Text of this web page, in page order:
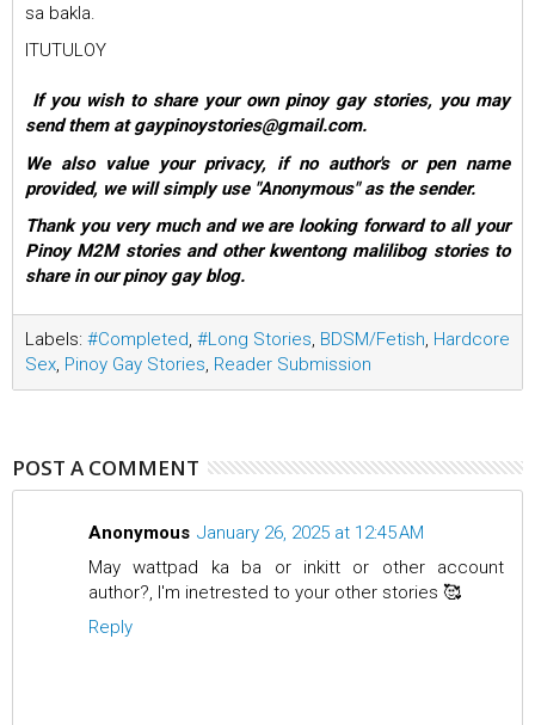
sa bakla.
ITUTULOY
If you wish to share your own pinoy gay stories, you may
send them at gaypinoystories@gmail.com.
We also value your privacy, if no author's or pen name
provided, we will simply use "Anonymous" as the sender.
Thank you very much and we are looking forward to all your
Pinoy M2M stories and other kwentong malilibog stories to
share in our pinoy gay blog.
Labels: #Completed #Long Stories BDSM/Fetish Hardcore
Sex Pinoy Gay Stories Reader Submission
POST A COMMENT
Anonymous January 26, 2025 at 12:45 AM
May wattpad ka ba or inkitt or other account
author?, I'm inetrested to your other stories 🥰
Reply